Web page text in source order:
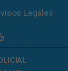
Legales